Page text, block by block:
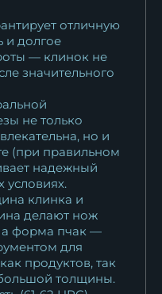
отличную
и долгое
— клинок не
значительного
не только
но и
(при правильном
надежный
условиях.
клинка и
делают нож
а форма пчак —
для
продуктов, так
толщины.